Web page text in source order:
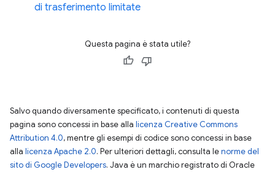
di trasferimento limitate
Questa pagina è stata utile?
Salvo quando diversamente specificato, i contenuti di questa
pagina sono concessi in base alla licenza Creative Commons
Attribution 4.0, mentre gli esempi di codice sono concessi in base
alla licenza Apache 2.0. Per ulteriori dettagli, consulta lenorme del
sito di Google Developers. Java è un marchio registrato di Oracle